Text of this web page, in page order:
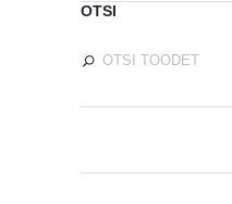
OTSI